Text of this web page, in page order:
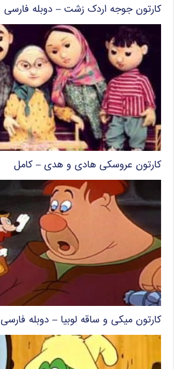
کارتون جوجه اردک زشت – دوبله فارسی
کارتون عروسکی هادی و هدی – کامل
کارتون میکی و ساقه لوبیا – دوبله فارسی